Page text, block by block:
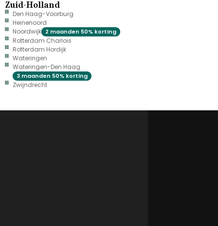
Zuid-Holland
Den Haag-Voorburg
Heinenoord
Noordwijk 2 maanden 50% korting
Rotterdam Charlois
Rotterdam Hordijk
Wateringen
Wateringen-Den Haag
3 maanden 50% korting
Zwijndrecht